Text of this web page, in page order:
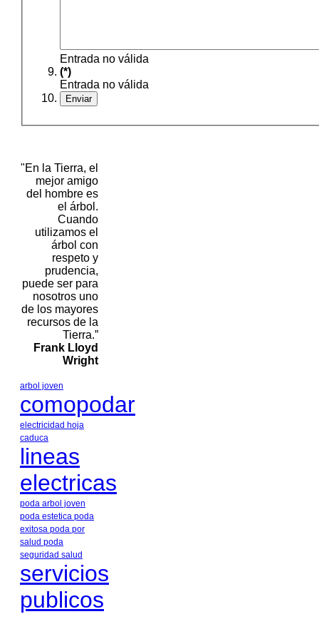
Entrada no válida
(*)
Entrada no válida
"En la Tierra, el
mejor amigo
del hombre es
el árbol.
Cuando
utilizamos el
árbol con
respeto y
prudencia,
puede ser para
nosotros uno
de los mayores
recursos de la
Tierra.”
Frank Lloyd
Wright
arbol joven
comopodar
electricidad hoja
caduca
lineas
electricas
poda arbol joven
poda estetica poda
exitosa poda por
salud poda
seguridad salud
servicios
publicos